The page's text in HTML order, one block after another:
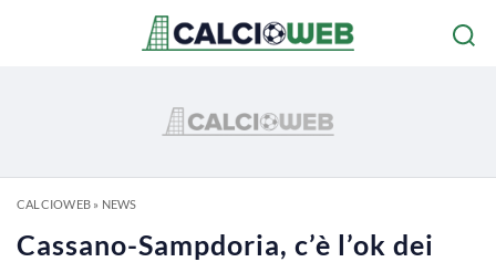
CALCIOWEB» NEWS
Cassano-Sampdoria, c’è l’ok dei